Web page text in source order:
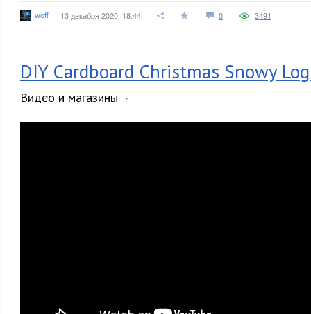
woff 13 декабря 2020, 18:44 0 3491
DIY Cardboard Christmas Snowy
Видео и магазины